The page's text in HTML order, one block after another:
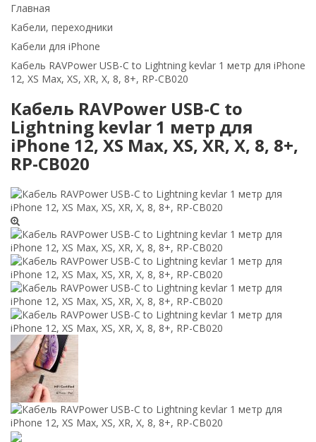
Главная
Кабели, переходники
Кабели для iPhone
Кабель RAVPower USB-C to Lightning kevlar 1 метр для iPhone
12, XS Max, XS, XR, X, 8, 8+, RP-CB020
Кабель RAVPower USB-C to
Lightning kevlar 1 метр для
iPhone 12, XS Max, XS, XR, X, 8, 8+,
RP-CB020